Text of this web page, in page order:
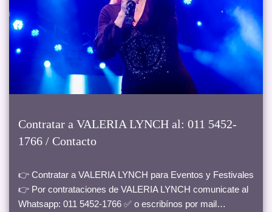
Contratar a VALERIA LYNCH al: 011 5452-
1766 / Contacto
👉 Contratar a VALERIA LYNCH para Eventos y Festivales
👉 Por contrataciones de VALERIA LYNCH comunicate al
Whatsapp: 011 5452-1766 ✅ o escribínos por mail…